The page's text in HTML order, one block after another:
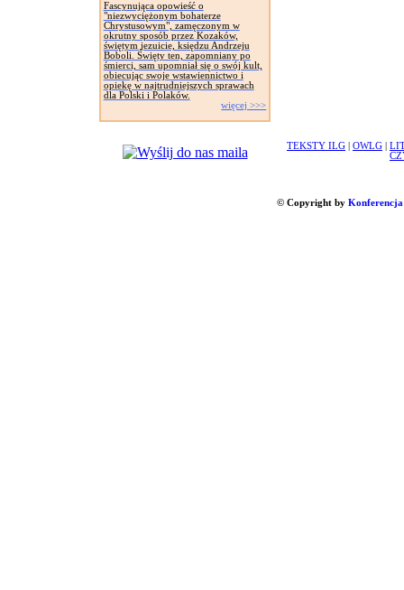
Fascynująca opowieść o
"niezwyciężonym bohaterze
Chrystusowym", zamęczonym w
okrutny sposób przez Kozaków,
świętym jezuicie, księdzu Andrzeju
Boboli. Święty ten, zapomniany po
śmierci, sam upomniał się o swój kult,
obiecując swoje wstawiennictwo i
opiekę w najtrudniejszych sprawach
dla Polski i Polaków.
więcej >>>
TEKSTY ILG OWLG
© Copyright by Konferencja